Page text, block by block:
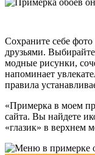
Cохраните себе
друзьями. Выбирайте
модные рисунки,
напоминает
правила
«Примерка в моем
сайта. Вы найдете
«глазик» в верхнем